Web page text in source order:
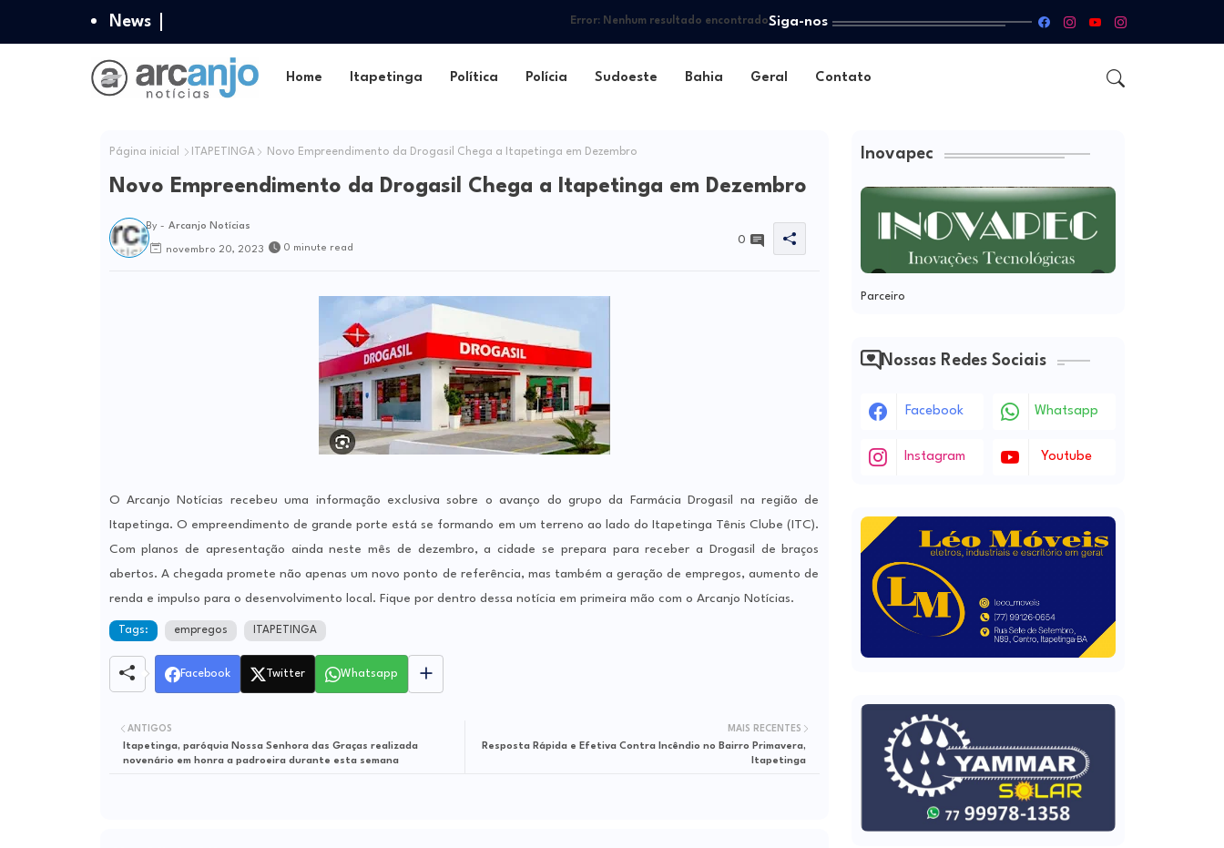
News Error:Nenhum resultado encontradoSiga-nos
Home Itapetinga Política Polícia Sudoeste Bahia Geral Contato
Página inicial ITAPETINGA Novo Empreendimento da Drogasil Chega a Itapetinga em Dezembro
Novo Empreendimento da Drogasil Chega a Itapetinga em Dezembro
By - Arcanjo Notícias
novembro 20, 2023 0 minute read
0
O Arcanjo Notícias recebeu uma informação exclusiva sobre o avanço do grupo da Farmácia Drogasil na região de
Itapetinga. O empreendimento de grande porte está se formando em um terreno ao lado do Itapetinga Tênis Clube (ITC).
Com planos de apresentação ainda neste mês de dezembro, a cidade se prepara para receber a Drogasil de braços
abertos. A chegada promete não apenas um novo ponto de referência, mas também a geração de empregos, aumento de
renda e impulso para o desenvolvimento local. Fique por dentro dessa notícia em primeira mão com o Arcanjo Notícias.
Tags: empregos ITAPETINGA
Facebook Twitter Whatsapp
MAIS RECENTES
Resposta Rápida e Efetiva Contra Incêndio no Bairro Primavera,
Itapetinga
ANTIGOS
Itapetinga, paróquia Nossa Senhora das Graças realizada
novenário em honra a padroeira durante esta semana
Inovapec
Parceiro
Nossas Redes Sociais
Facebook Whatsapp
Instagram Youtube